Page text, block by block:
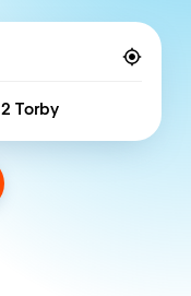
Number of bags
2 Torby